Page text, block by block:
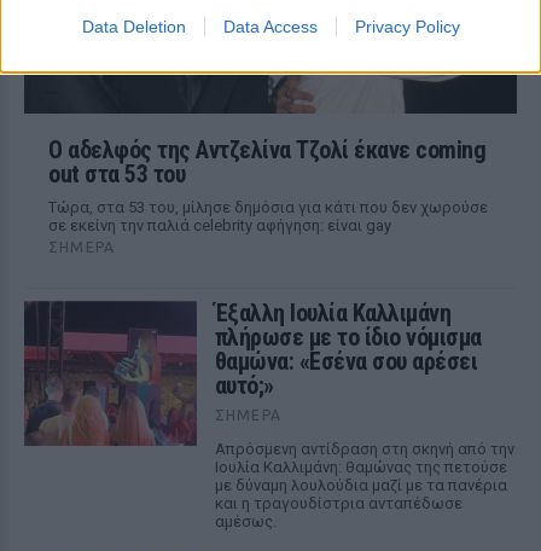
Data Deletion Data Access Privacy Policy
Ο αδελφός της Αντζελίνα Τζολί έκανε coming
out στα 53 του
Τώρα, στα 53 του, μίλησε δημόσια για κάτι που δεν χωρούσε
σε εκείνη την παλιά celebrity αφήγηση: είναι gay
ΣΉΜΕΡΑ
Έξαλλη Ιουλία Καλλιμάνη
πλήρωσε με το ίδιο νόμισμα
θαμώνα: «Εσένα σου αρέσει
αυτό;»
ΣΉΜΕΡΑ
Απρόσμενη αντίδραση στη σκηνή από την
Ιουλία Καλλιμάνη: θαμώνας της πετούσε
με δύναμη λουλούδια μαζί με τα πανέρια
και η τραγουδίστρια ανταπέδωσε
αμέσως.